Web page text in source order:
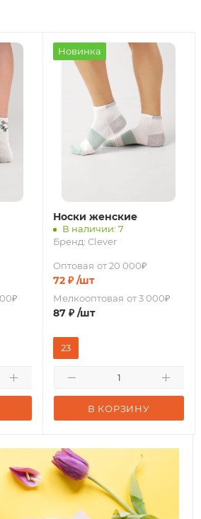
Новинка
Носки женские
В наличии: 7
Бренд: Clever
Оптовая от 20 000₽
72₽ /шт
Мелкооптовая от 3 000₽
87₽ /шт
В КОРЗИНУ
23